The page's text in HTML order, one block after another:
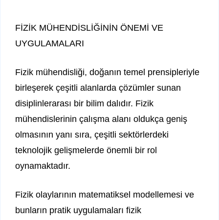
FİZİK MÜHENDİSLİĞİNİN ÖNEMİ VE
UYGULAMALARI
Fizik mühendisliği, doğanın temel prensipleriyle
birleşerek çeşitli alanlarda çözümler sunan
disiplinlerarası bir bilim dalıdır. Fizik
mühendislerinin çalışma alanı oldukça geniş
olmasının yanı sıra, çeşitli sektörlerdeki
teknolojik gelişmelerde önemli bir rol
oynamaktadır.
Fizik olaylarının matematiksel modellemesi ve
bunların pratik uygulamaları fizik